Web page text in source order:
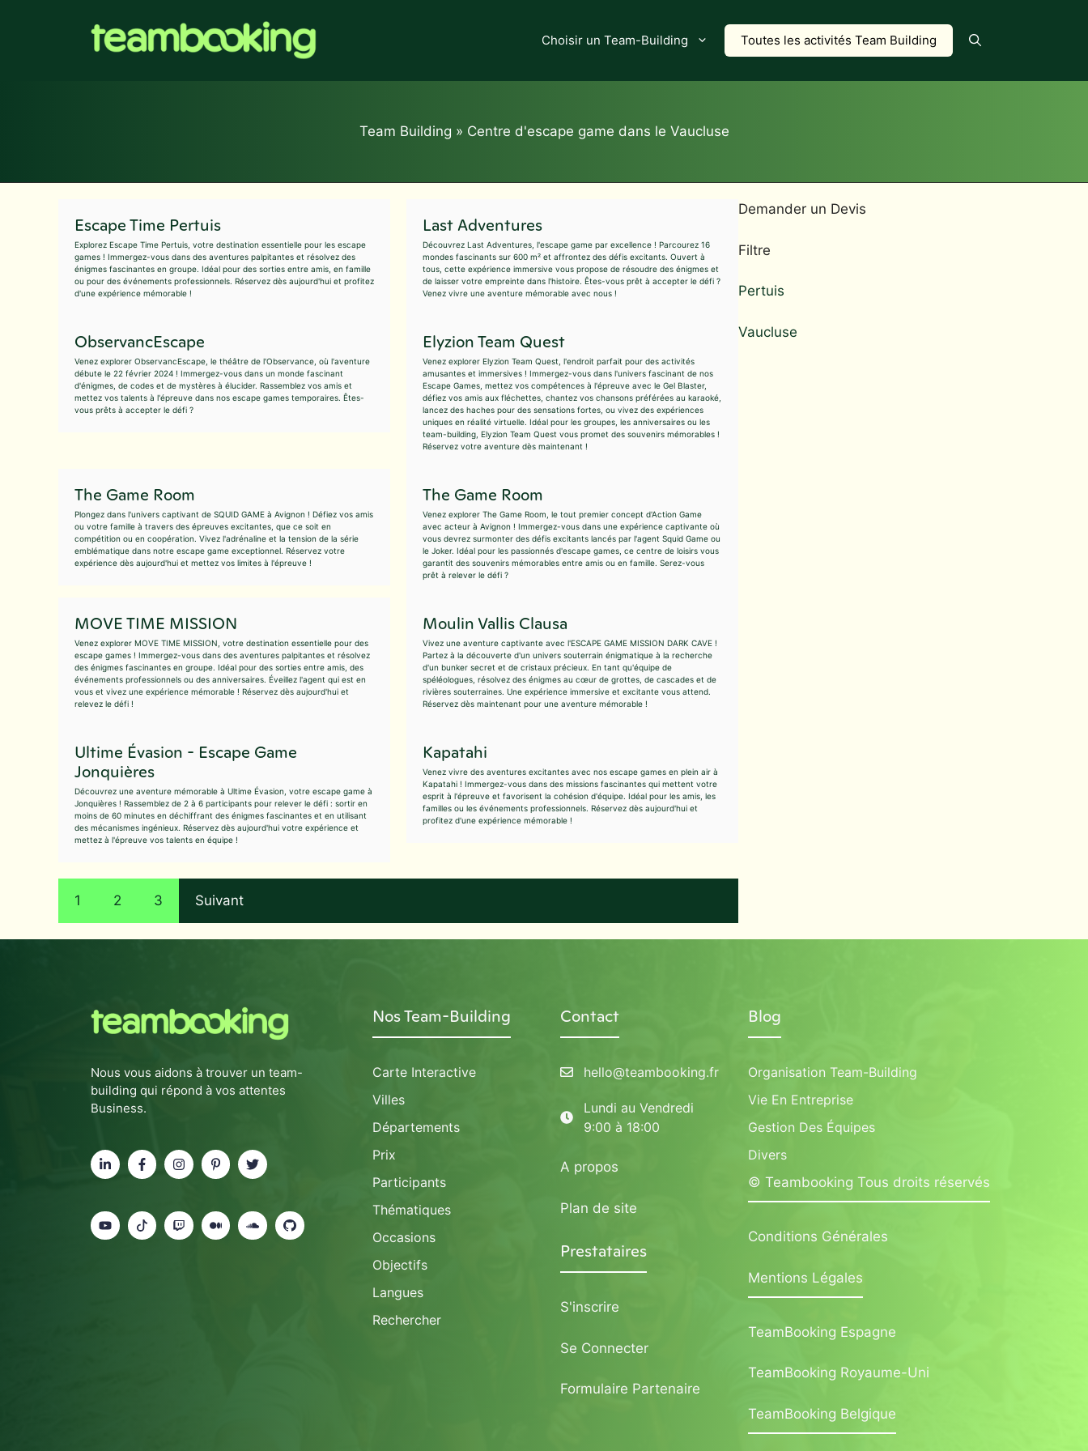
Choisir un Team-Building Toutes les activités Team Building
Team Building » Centre d'escape game dans le Vaucluse
Escape Time Pertuis
Explorez Escape Time Pertuis, votre destination essentielle pour les escape
games ! Immergez-vous dans des aventures palpitantes et résolvez des
énigmes fascinantes en groupe. Idéal pour des sorties entre amis, en famille
ou pour des événements professionnels. Réservez dès aujourd'hui et profitez
d'une expérience mémorable !
Last Adventures
Découvrez Last Adventures, l'escape game par excellence ! Parcourez 16
mondes fascinants sur 600 m² et affrontez des défis excitants. Ouvert à
tous, cette expérience immersive vous propose de résoudre des énigmes et
de laisser votre empreinte dans l'histoire. Êtes-vous prêt à accepter le défi ?
Venez vivre une aventure mémorable avec nous !
ObservancEscape
Venez explorer ObservancEscape, le théâtre de l'Observance, où l'aventure
débute le 22 février 2024 ! Immergez-vous dans un monde fascinant
d'énigmes, de codes et de mystères à élucider. Rassemblez vos amis et
mettez vos talents à l'épreuve dans nos escape games temporaires. Êtes-
vous prêts à accepter le défi ?
Elyzion Team Quest
Venez explorer Elyzion Team Quest, l'endroit parfait pour des activités
amusantes et immersives ! Immergez-vous dans l'univers fascinant de nos
Escape Games, mettez vos compétences à l'épreuve avec le Gel Blaster,
défiez vos amis aux fléchettes, chantez vos chansons préférées au karaoké,
lancez des haches pour des sensations fortes, ou vivez des expériences
uniques en réalité virtuelle. Idéal pour les groupes, les anniversaires ou les
team-building, Elyzion Team Quest vous promet des souvenirs mémorables !
Réservez votre aventure dès maintenant !
The Game Room
Plongez dans l'univers captivant de SQUID GAME à Avignon ! Défiez vos amis
ou votre famille à travers des épreuves excitantes, que ce soit en
compétition ou en coopération. Vivez l'adrénaline et la tension de la série
emblématique dans notre escape game exceptionnel. Réservez votre
expérience dès aujourd'hui et mettez vos limites à l'épreuve !
The Game Room
Venez explorer The Game Room, le tout premier concept d'Action Game
avec acteur à Avignon ! Immergez-vous dans une expérience captivante où
vous devrez surmonter des défis excitants lancés par l'agent Squid Game ou
le Joker. Idéal pour les passionnés d'escape games, ce centre de loisirs vous
garantit des souvenirs mémorables entre amis ou en famille. Serez-vous
prêt à relever le défi ?
MOVE TIME MISSION
Venez explorer MOVE TIME MISSION, votre destination essentielle pour des
escape games ! Immergez-vous dans des aventures palpitantes et résolvez
des énigmes fascinantes en groupe. Idéal pour des sorties entre amis, des
événements professionnels ou des anniversaires. Éveillez l'agent qui est en
vous et vivez une expérience mémorable ! Réservez dès aujourd'hui et
relevez le défi !
Moulin Vallis Clausa
Vivez une aventure captivante avec l'ESCAPE GAME MISSION DARK CAVE !
Partez à la découverte d'un univers souterrain énigmatique à la recherche
d'un bunker secret et de cristaux précieux. En tant qu'équipe de
spéléologues, résolvez des énigmes au cœur de grottes, de cascades et de
rivières souterraines. Une expérience immersive et excitante vous attend.
Réservez dès maintenant pour une aventure mémorable !
Ultime Évasion - Escape Game
Jonquières
Découvrez une aventure mémorable à Ultime Évasion, votre escape game à
Jonquières ! Rassemblez de 2 à 6 participants pour relever le défi : sortir en
moins de 60 minutes en déchiffrant des énigmes fascinantes et en utilisant
des mécanismes ingénieux. Réservez dès aujourd'hui votre expérience et
mettez à l'épreuve vos talents en équipe !
Kapatahi
Venez vivre des aventures excitantes avec nos escape games en plein air à
Kapatahi ! Immergez-vous dans des missions fascinantes qui mettent votre
esprit à l'épreuve et favorisent la cohésion d'équipe. Idéal pour les amis, les
familles ou les événements professionnels. Réservez dès aujourd'hui et
profitez d'une expérience mémorable !
1 2 3 Suivant
Demander un Devis
Filtre
Pertuis
Vaucluse
Nous vous aidons à trouver un team-
building qui répond à vos attentes
Business.
Nos Team-Building
Carte Interactive
Villes
Départements
Prix
Participants
Thématiques
Occasions
Objectifs
Langues
Rechercher
Contact
hello@teambooking.fr
Lundi au Vendredi
9:00 à 18:00
A propos
Plan de site
Prestataires
S'inscrire
Se Connecter
Formulaire Partenaire
Blog
Organisation Team-Building
Vie En Entreprise
Gestion Des Équipes
Divers
© Teambooking Tous droits réservés
Conditions Générales
Mentions Légales
TeamBooking Espagne
TeamBooking Royaume-Uni
TeamBooking Belgique